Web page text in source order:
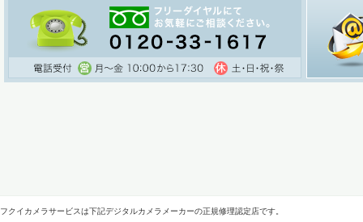
フクイカメラサービスは下記デジタルカメラメーカーの正規修理認定店です。